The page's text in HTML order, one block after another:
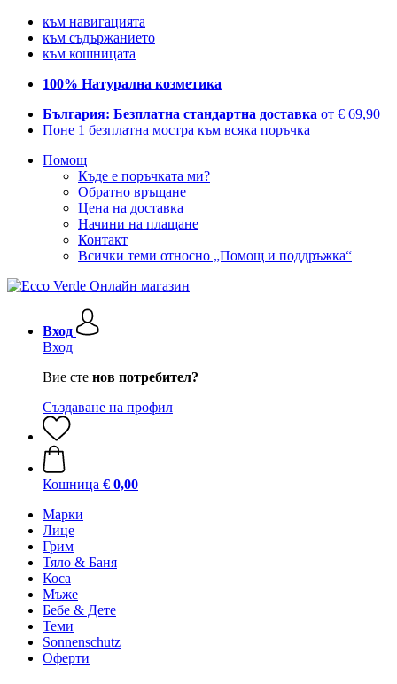
към навигацията
към съдържанието
към кошницата
100% Натурална козметика
България: Безплатна стандартна доставка от € 69,90
Поне 1 безплатна мостра към всяка поръчка
Помощ
Къде е поръчката ми?
Обратно връщане
Цена на доставка
Начини на плащане
Контакт
Всички теми относно „Помощ и поддръжка“
Вход
Вход
Вие сте нов потребител?
Създаване на профил
Кошница € 0,00
Марки
Лице
Грим
Тяло & Баня
Коса
Мъже
Бебе & Дете
Теми
Sonnenschutz
Оферти